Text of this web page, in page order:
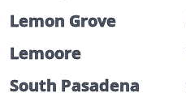
Lemon Grove
Lemoore
South Pasadena